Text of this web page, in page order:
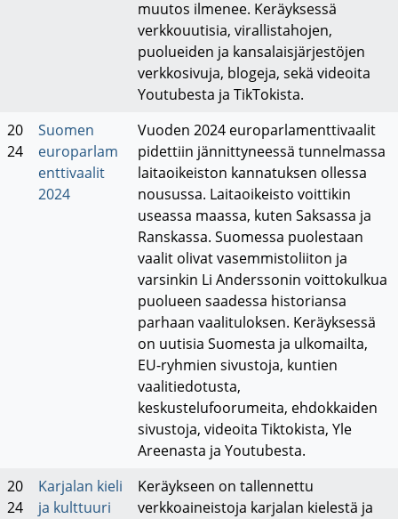
muutos ilmenee. Keräyksessä
verkkouutisia, virallistahojen,
puolueiden ja kansalaisjärjestöjen
verkkosivuja, blogeja, sekä videoita
Youtubesta ja TikTokista.
20
24
Suomen
europarlam
enttivaalit
2024
Vuoden 2024 europarlamenttivaalit
pidettiin jännittyneessä tunnelmassa
laitaoikeiston kannatuksen ollessa
nousussa. Laitaoikeisto voittikin
useassa maassa, kuten Saksassa ja
Ranskassa. Suomessa puolestaan
vaalit olivat vasemmistoliiton ja
varsinkin Li Anderssonin voittokulkua
puolueen saadessa historiansa
parhaan vaalituloksen. Keräyksessä
on uutisia Suomesta ja ulkomailta,
EU-ryhmien sivustoja, kuntien
vaalitiedotusta,
keskustelufoorumeita, ehdokkaiden
sivustoja, videoita Tiktokista, Yle
Areenasta ja Youtubesta.
20
24
Karjalan kieli
ja kulttuuri
Keräykseen on tallennettu
verkkoaineistoja karjalan kielestä ja